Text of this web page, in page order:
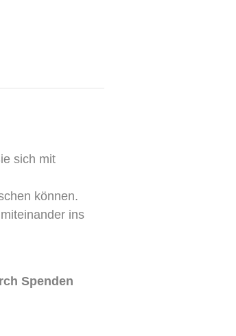
sich mit
können.
ins
Spenden